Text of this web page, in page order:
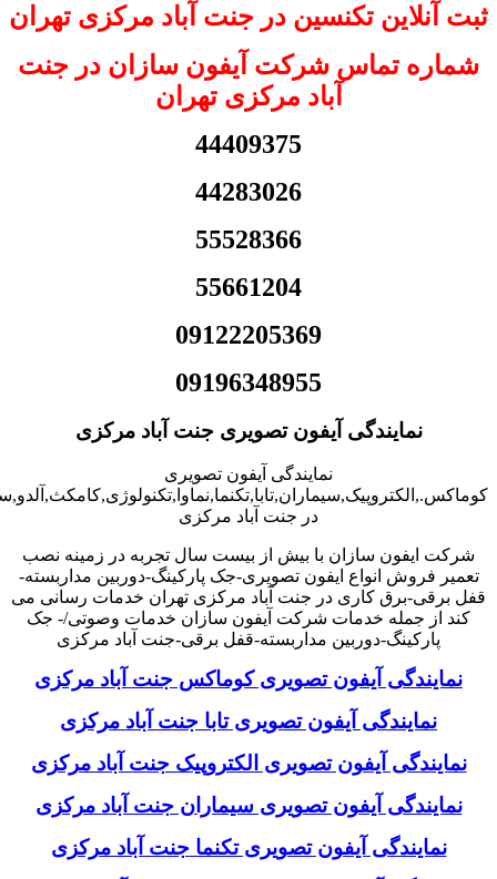
ثبت آنلاین تکنسین در جنت آباد مرکزی تهران
شماره تماس شرکت آیفون سازان در جنت
آباد مرکزی تهران
44409375
44283026
55528366
55661204
09122205369
09196348955
نمایندگی آیفون تصویری جنت آباد مرکزی
نمایندگی آیفون تصویری
در جنت آباد مرکزی
شرکت ایفون سازان با بیش از بیست سال تجربه در زمینه نصب
تعمیر فروش انواع ایفون تصویری-جک پارکینگ-دوربین مداربسته-
قفل برقی-برق کاری در جنت آباد مرکزی تهران خدمات رسانی می
کند از جمله خدمات شرکت آیفون سازان خدمات وصوتی/- جک
پارکینگ-دوربین مداربسته-قفل برقی-جنت آباد مرکزی
نمایندگی آیفون تصویری کوماکس جنت آباد مرکزی
نمایندگی آیفون تصویری تابا جنت آباد مرکزی
نمایندگی آیفون تصویری الکتروپیک جنت آباد مرکزی
نمایندگی آیفون تصویری سیماران جنت آباد مرکزی
نمایندگی آیفون تصویری تکنما جنت آباد مرکزی